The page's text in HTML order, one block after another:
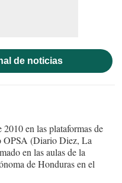
de noticias
en las plataformas de
OPSA (Diario Diez, La
en las aulas de la
de Honduras en el